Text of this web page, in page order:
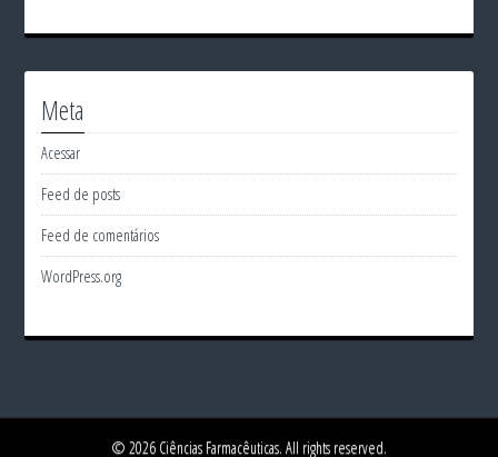
Meta
Acessar
Feed de posts
Feed de comentários
WordPress.org
© 2026 Ciências Farmacêuticas. All rights reserved.